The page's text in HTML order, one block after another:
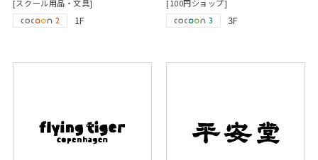
[スクール用品・文具]
1F
[100円ショップ]
3F